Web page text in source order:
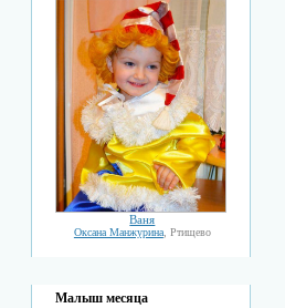
Ваня
Оксана Манжурина, Ртищево
Малыш месяца